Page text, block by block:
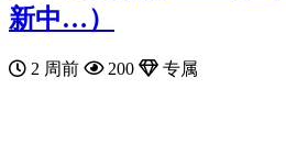
新中…）
2 周前 200 专属